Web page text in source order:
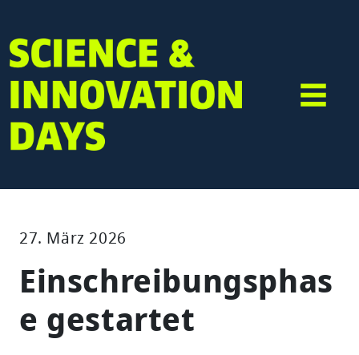
27. März 2026
Einschreibungsphas
e gestartet